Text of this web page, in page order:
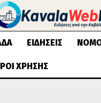
ΕΙΔΉΣΕΙΣ
ΧΡΉΣΗΣ